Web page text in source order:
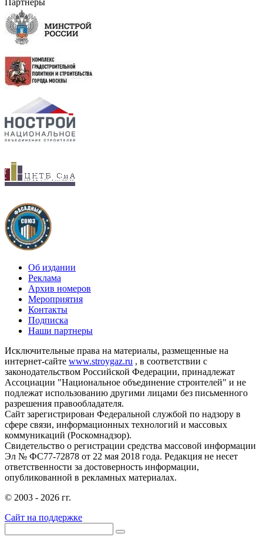
Партнеры
Об издании
Реклама
Архив номеров
Мероприятия
Контакты
Подписка
Наши партнеры
Исключительные права на материалы, размещенные на
интернет-сайте www.stroygaz.ru , в соответствии с
законодательством Российской Федерации, принадлежат
Ассоциации "Национальное объединение строителей" и не
подлежат использованию другими лицами без письменного
разрешения правообладателя.
Сайт зарегистрирован Федеральной службой по надзору в
сфере связи, информационных технологий и массовых
коммуникаций (Роскомнадзор).
Свидетельство о регистрации средства массовой информации
Эл № ФС77-72878 от 22 мая 2018 года. Редакция не несет
ответственности за достоверность информации,
опубликованной в рекламных материалах.
© 2003 - 2026 гг.
Сайт на поддержке